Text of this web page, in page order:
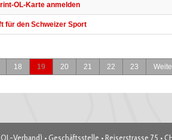
OL-Karte anmelden
für den Schweizer Sport
18 19 20 21 22 23
Verband) • Geschäftsstelle • Reiserstrasse 75 •